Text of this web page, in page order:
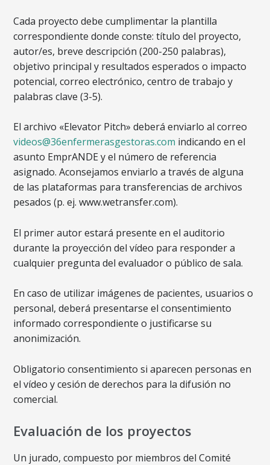
Cada proyecto debe cumplimentar la plantilla
correspondiente donde conste: título del proyecto,
autor/es, breve descripción (200-250 palabras),
objetivo principal y resultados esperados o impacto
potencial, correo electrónico, centro de trabajo y
palabras clave (3-5).
El archivo «Elevator Pitch» deberá enviarlo al correo
videos@36enfermerasgestoras.com indicando en el
asunto EmprANDE y el número de referencia
asignado. Aconsejamos enviarlo a través de alguna
de las plataformas para transferencias de archivos
pesados (p. ej. www.wetransfer.com).
El primer autor estará presente en el auditorio
durante la proyección del vídeo para responder a
cualquier pregunta del evaluador o público de sala.
En caso de utilizar imágenes de pacientes, usuarios o
personal, deberá presentarse el consentimiento
informado correspondiente o justificarse su
anonimización.
Obligatorio consentimiento si aparecen personas en
el vídeo y cesión de derechos para la difusión no
comercial.
Evaluación de los proyectos
Un jurado, compuesto por miembros del Comité